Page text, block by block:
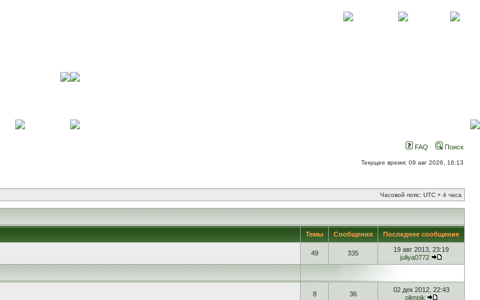
FAQ Поиск
Текущее время: 09 авг 2026, 16:13
Часовой пояс: UTC + 4 часа
Темы Сообщения Последнее сообщение
49 335
19 авг 2013, 23:19
juliya0772
8 36
02 дек 2012, 22:43
olimpik